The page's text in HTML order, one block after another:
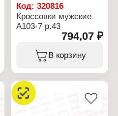
Код:320816
Кроссовки мужские
А103-7 р.43
794,07 ₽
В корзину